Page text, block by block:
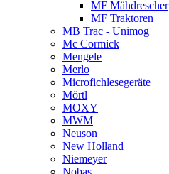
MF Mähdrescher
MF Traktoren
MB Trac - Unimog
Mc Cormick
Mengele
Merlo
Microfichlesegeräte
Mörtl
MOXY
MWM
Neuson
New Holland
Niemeyer
Nobas